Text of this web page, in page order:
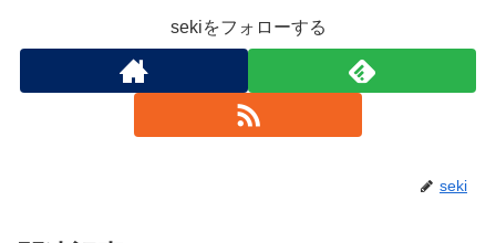
sekiをフォローする
seki